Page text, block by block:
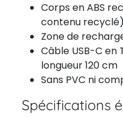
Corps en ABS
contenu recyclé)
Zone de
Câble USB-C en
longueur 120 cm
Sans PVC ni
Spécifications